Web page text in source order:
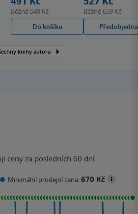
Běžně 549 Kč
Do košíku
Běžně 659 Kč
knihy autora
ceny za posledních 60 dní.
Minimální prodejní cena:670 Kč